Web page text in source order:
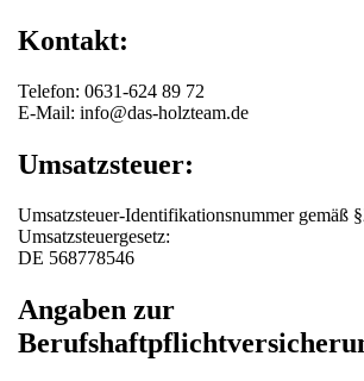
Kontakt:
Telefon: 0631-624 89 72
E-Mail: info@das-holzteam.de
Umsatzsteuer:
Umsatzsteuer-Identifikationsnummer gemäß
Umsatzsteuergesetz:
DE 568778546
Angaben zur